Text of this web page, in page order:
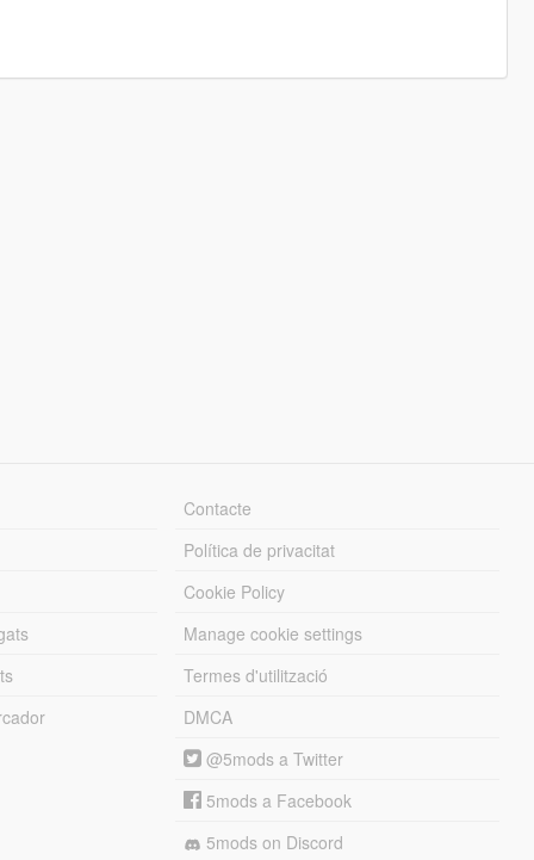
Contacte
Política de privacitat
Cookie Policy
Manage cookie settings
Termes d'utilització
DMCA
@5mods a Twitter
5mods a Facebook
5mods on Discord